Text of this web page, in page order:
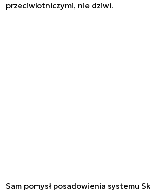
przeciwlotniczymi, nie dziwi.
Sam pomysł posadowienia systemu